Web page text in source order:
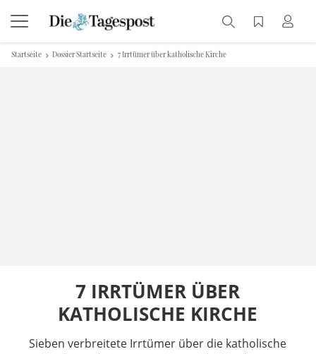
Startseite Dossier Startseite 7 Irrtümer über katholische Kirche
7 IRRTÜMER ÜBER
KATHOLISCHE KIRCHE
Sieben verbreitete Irrtümer über die katholische